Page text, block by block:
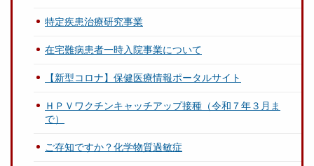
特定疾患治療研究事業
在宅難病患者一時入院事業について
【新型コロナ】保健医療情報ポータルサイト
ＨＰＶワクチンキャッチアップ接種（令和７年３月ま
で）
ご存知ですか？化学物質過敏症